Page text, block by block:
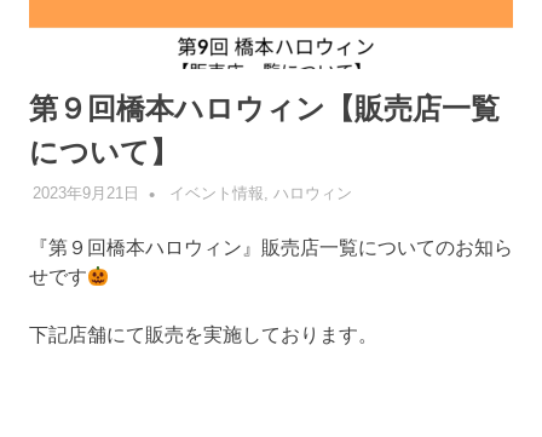
第９回橋本ハロウィン【販売店一覧
について】
2023年9月21日 管理者
イベント情報, ハロウィン
『第９回橋本ハロウィン』販売店一覧についてのお知ら
せです
下記店舗にて販売を実施しております。